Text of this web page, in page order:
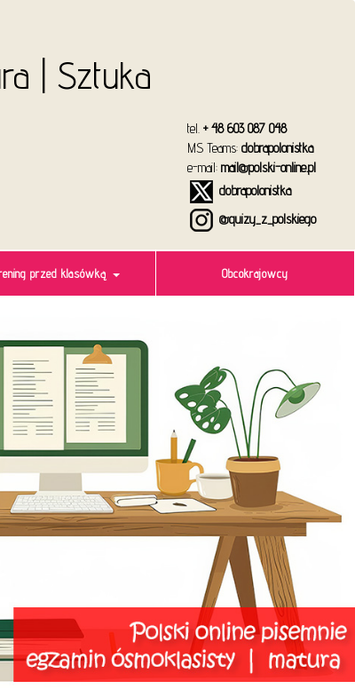
| Sztuka
tel. + 48 603 087 048
MS Teams: dobrapolonistka
e-mail: mail@polski-online.pl
dobrapolonistka
@quizy_z_polskiego
przed klasówką Obcokrajowcy